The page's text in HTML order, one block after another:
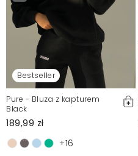
Bestseller
Pure - Bluza z kapturem
Black
189,99 zł
+16